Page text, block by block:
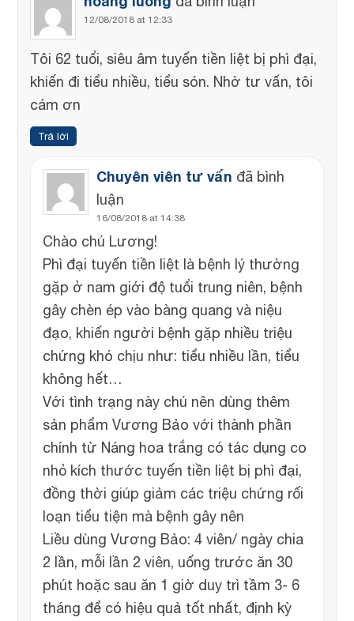
12/08/2018 at 12:33
Tôi 62 tuổi, siêu âm tuyến tiền liệt bị phì đại,
khiến đi tiểu nhiều, tiểu són. Nhờ tư vấn, tôi
cám ơn
Trả lời
Chuyên viên tư vấn đã bình
luận
16/08/2018 at 14:38
Chào chú Lương!
Phì đại tuyến tiền liệt là bệnh lý thường
gặp ở nam giới độ tuổi trung niên, bệnh
gây chèn ép vào bàng quang và niệu
đạo, khiến người bệnh gặp nhiều triệu
chứng khó chịu như: tiểu nhiều lần, tiểu
không hết…
Với tình trạng này chú nên dùng thêm
sản phẩm Vương Bảo với thành phần
chính từ Náng hoa trắng có tác dụng co
nhỏ kích thước tuyến tiền liệt bị phì đại,
đồng thời giúp giảm các triệu chứng rối
loạn tiểu tiện mà bệnh gây nên
Liều dùng Vương Bảo: 4 viên/ ngày chia
2 lần, mỗi lần 2 viên, uống trước ăn 30
phút hoặc sau ăn 1 giờ duy trì tầm 3- 6
tháng để có hiệu quả tốt nhất, định kỳ